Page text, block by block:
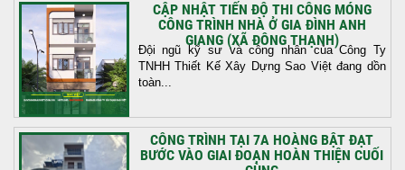
CẬP NHẬT TIẾN ĐỘ THI CÔNG MÓNG
CÔNG TRÌNH NHÀ Ở GIA ĐÌNH ANH
GIANG (XÃ ĐÔNG THẠNH)
Đội ngũ kỹ sư và công nhân của Công Ty
TNHH Thiết Kế Xây Dựng Sao Việt đang dồn
toàn...
CÔNG TRÌNH TẠI 7A HOÀNG BẬT ĐẠT
BƯỚC VÀO GIAI ĐOẠN HOÀN THIỆN CUỐI